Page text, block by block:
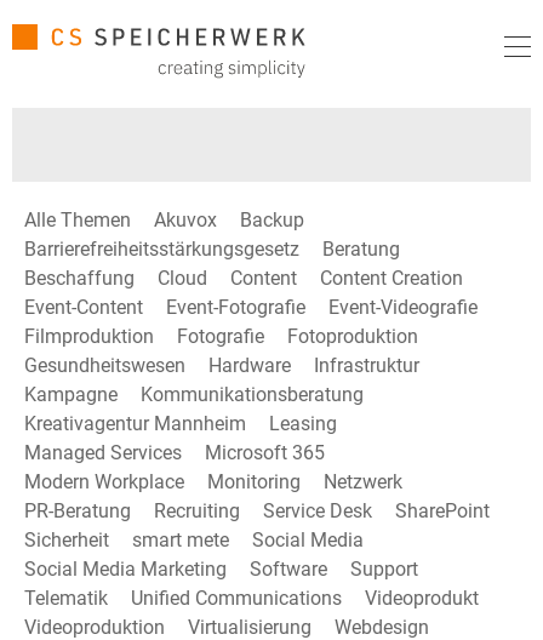
Alle Themen Akuvox
Backup
Barrierefreiheitsstärkungsgesetz
Beratung
Beschaffung
Cloud Content
Content Creation
Event-Content
Event-Fotografie
Event-Videografie
Filmproduktion
Fotografie
Fotoproduktion
Gesundheitswesen
Hardware
Infrastruktur
Kampagne
Kommunikationsberatung
Kreativagentur Mannheim
Leasing
Managed Services
Microsoft 365
Modern Workplace
Monitoring
Netzwerk
PR-Beratung
Recruiting Service Desk
SharePoint
Sicherheit
smart mete
Social Media
Social Media Marketing
Software
Support
Telematik
Unified Communications
Videoprodukt
Videoproduktion
Virtualisierung
Webdesign